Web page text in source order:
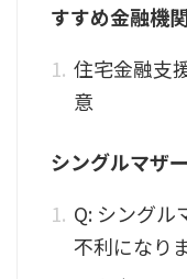
すすめ金融機
住宅金融支
意
シングルマザ
Q: シングル
不利になり